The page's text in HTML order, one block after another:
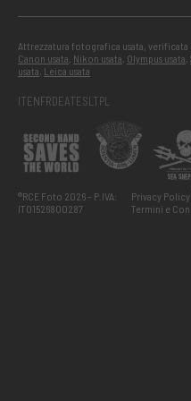
Attrezzatura fotografica usata, verificata
Canon usata, Nikon usata, Olympus usata,
usata, Leica usata
ITENFRDEATESLTPL
®RCE Foto 2026 – P.IVA:
IT01526800287
Privacy Policy
Termini e